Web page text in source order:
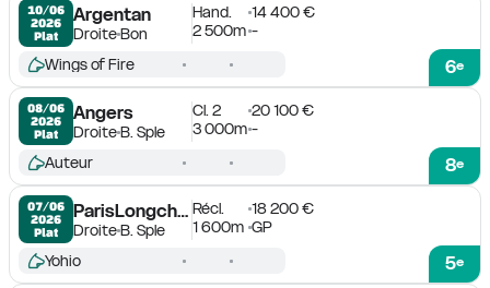
10/06
2026
Plat
Argentan
DroiteBon
Hand.
14 400 €
2 500m -
6e
Wings of Fire
08/06
2026
Plat
Angers
DroiteB. Sple
Cl. 2
20 100 €
3 000m -
8e
Auteur
07/06
2026
Plat
ParisLongchamp
DroiteB. Sple
Récl.
18 200 €
1 600m GP
5e
Yohio